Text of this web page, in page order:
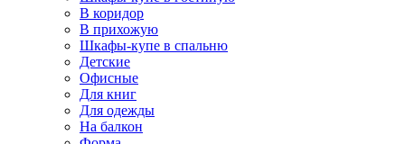
В коридор
В прихожую
Шкафы-купе в спальню
Детские
Офисные
Для книг
Для одежды
На балкон